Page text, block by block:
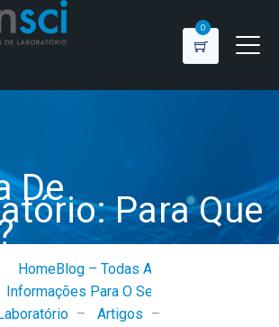
0
De
Para Que
HomeBlog – Todas As
Informações Para O Seu
– Artigos –